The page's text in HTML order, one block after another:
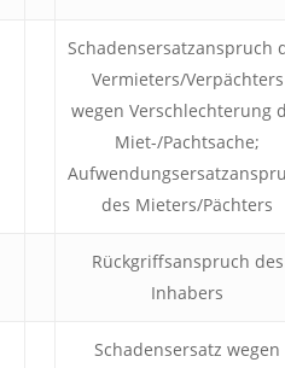
Schadensersatzanspruch
Vermieters/Verpächters
wegen Verschlechterung
Miet-/Pachtsache;
des Mieters/Pächters
Rückgriffsanspruch des
Inhabers
Schadensersatz wegen